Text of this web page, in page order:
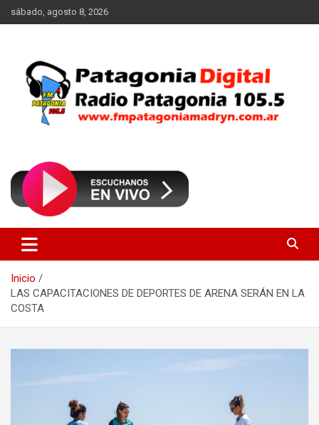
Saltar
al
sábado, agosto 8, 2026
FM Patagonia Madryn
Inicio
LAS CAPACITACIONES DE DEPORTES DE ARENA SERÁN EN LA
COSTA